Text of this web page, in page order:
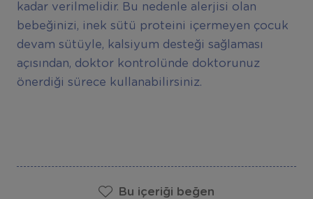
kadar verilmelidir. Bu nedenle alerjisi olan
bebeğinizi, inek sütü proteini içermeyen çocuk
devam sütüyle, kalsiyum desteği sağlaması
açısından, doktor kontrolünde doktorunuz
önerdiği sürece kullanabilirsiniz.
Bu içeriği beğen